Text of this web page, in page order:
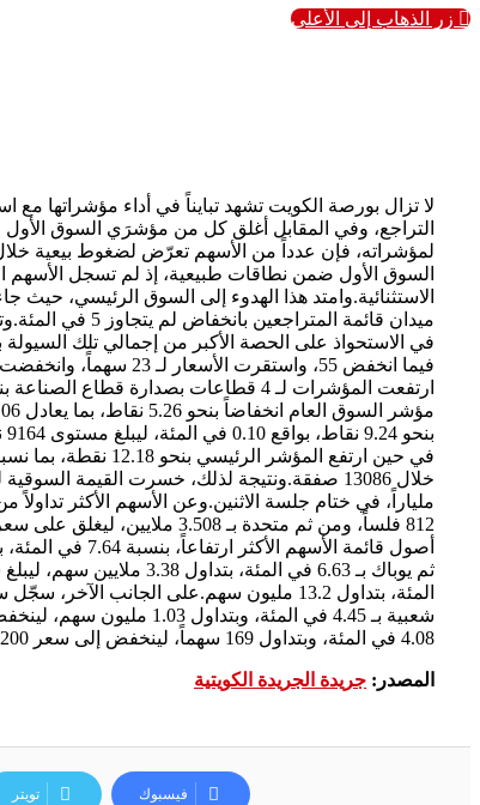
لا تزال بورصة الكويت تشهد تبايناً في أداء مؤشراتها
التراجع، وفي المقابل أغلق كل من مؤشرَي السوق الأول
لمؤشراته، فإن عدداً من الأسهم تعرّض لضغوط بيعية
السوق الأول ضمن نطاقات طبيعية، إذ لم تسجل الأسهم
بنحو 9.24 نقاط، بواقع 0.10 في المئة، ليبلغ مستوى 9164 نقطة، بسيولة قيمتها 41.1 مليون دينار، وبأحجام 100.4 مليون سهم، تمت عبر 8710 صفقات.
4.08 في المئة، وبتداول 169 سهماً، لينخفض إلى سعر 1.200 دينار، وخامساً اكتتاب بنسبة 4 في المئة، وبتداول 71.7 مليون سهم.
المصدر: جريدة الجريدة الكويتية
فيسبوك تويتر
زر الذهاب إلى الأعلى